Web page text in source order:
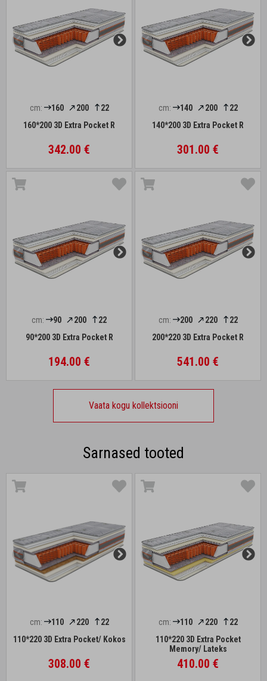
cm: 160 200
22
160*200 3D Extra Pocket R
342.00 €
cm: 140 200
22
140*200 3D Extra Pocket R
301.00 €
cm: 90 200
22
90*200 3D Extra Pocket R
194.00 €
cm: 200 220
22
200*220 3D Extra Pocket R
541.00 €
Vaata kogu kollektsiooni
Sarnased tooted
cm: 110 220
22
110*220 3D Extra Pocket/ Kokos
308.00 €
cm: 110 220
22
110*220 3D Extra Pocket
Memory/ Lateks
410.00 €